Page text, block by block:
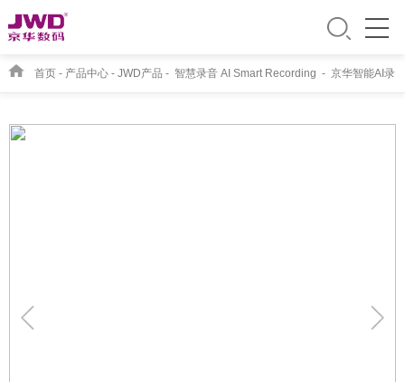
首页- 产品中心- JWD产品 - 智慧录音 AI Smart Recording - 京华智能AI录